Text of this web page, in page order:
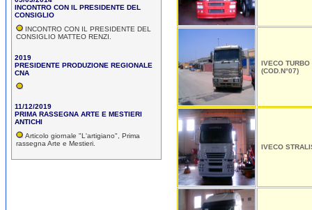
INCONTRO CON IL PRESIDENTE DEL
CONSIGLIO
INCONTRO CON IL PRESIDENTE DEL
CONSIGLIO MATTEO RENZI.
2019
PRESIDENTE PRODUZIONE REGIONALE
CNA
11/12/2019
PRIMA RASSEGNA ARTE E MESTIERI
ANTICHI
Articolo giornale "L'artigiano", Prima
rassegna Arte e Mestieri.
IVECO
(COD.N°07)
IVECO